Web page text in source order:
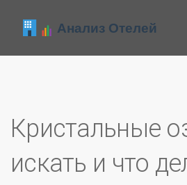
Кристальные
искать и что